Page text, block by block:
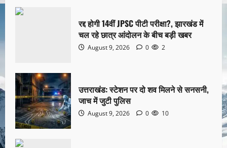
रद्द होगी 14वीं JPSC पीटी परीक्षा?, झारखंड में
चल रहे छात्र आंदोलन के बीच बड़ी खबर
August 9, 2026 0 2
उत्तराखंड: स्टेशन पर दो शव मिलने से सनसनी,
जाच में जुटी पुलिस
August 9, 2026 0 10